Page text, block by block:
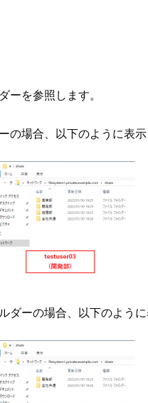
を参照します。
の場合、以下のように表示
ダーの場合、以下のように